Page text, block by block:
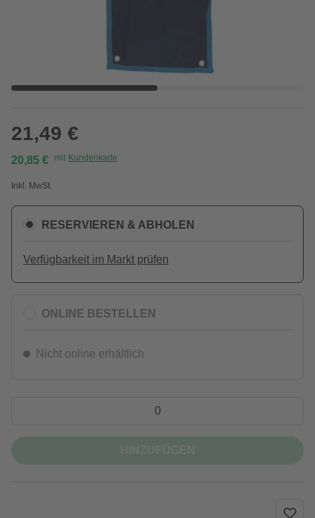
21,49 €
20,85 € mit Kundenkarte
Inkl. MwSt.
RESERVIEREN & ABHOLEN
Verfügbarkeit im Markt prüfen
ONLINE BESTELLEN
Nicht online erhältlich